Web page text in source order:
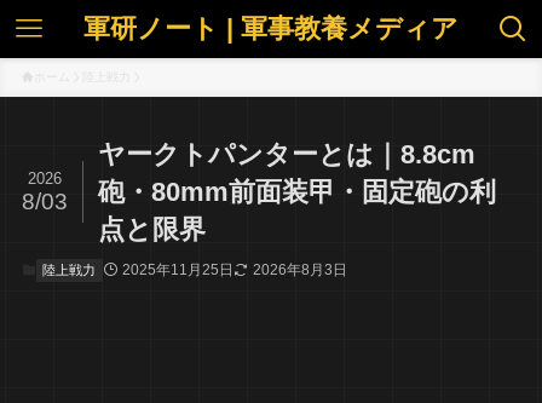
軍研ノート | 軍事教養メディア
ヤークトパンターとは｜8.8cm
砲・80mm前面装甲・固定砲の利
点と限界
2026
8/03
陸上戦力 2025年11月25日 2026年8月3日